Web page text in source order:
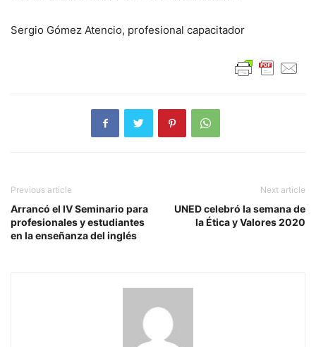
Sergio Gómez Atencio, profesional capacitador
Previous article
Arrancó el IV Seminario para
profesionales y estudiantes
en la enseñanza del inglés
Next article
UNED celebró la semana de
la Ética y Valores 2020